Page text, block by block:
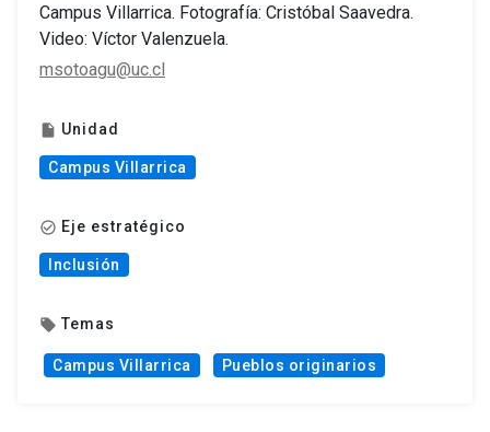
Campus Villarrica. Fotografía: Cristóbal Saavedra.
Video: Víctor Valenzuela.
msotoagu@uc.cl
insert_drive_file Unidad
Campus Villarrica
check_circle_outline Eje estratégico
Inclusión
local_offer Temas
Campus Villarrica Pueblos originarios